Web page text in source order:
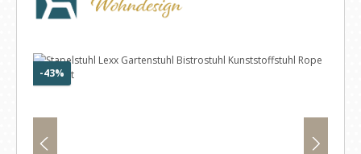
Bildergalerie überspringen
-43% Rabatt